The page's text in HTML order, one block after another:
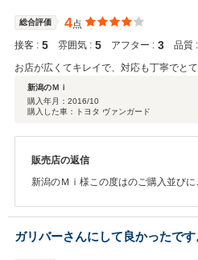
総合評価 4点
接客 : 5 雰囲気 : 5 アフター : 3 品質 :
お店が広くてキレイで、対応も丁寧でと
新潟のＭｉ
購入年月： 2016/10
購入した車：トヨタ ヴァンガード
販売店の返信
新潟のＭｉ様この度はのご購入並び
ご納車時に喜んでいただき大変嬉し
当に使い勝手が良いお車です。また、
ガリバーさんにして良かったです